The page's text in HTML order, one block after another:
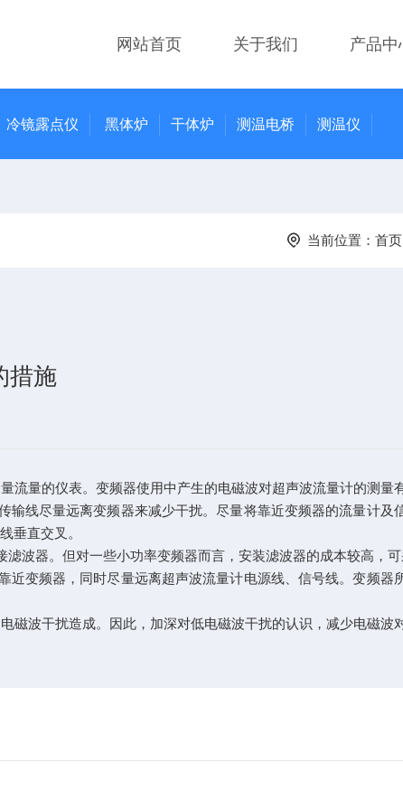
网站首页 关于我们 产品中
冷镜露点仪 黑体炉 干体炉 测温电桥 测温仪
当前位置： 首页
措施
流量的仪表。变频器使用中产生的电磁波对超声波流量计的测量
线尽量远离变频器来减少干扰。尽量将靠近变频器的流量计及
垂直交叉。
波器。但对一些小功率变频器而言，安装滤波器的成本较高，可
变频器，同时尽量远离超声波流量计电源线、信号线。变频
磁波干扰造成。因此，加深对低电磁波干扰的认识，减少电磁波